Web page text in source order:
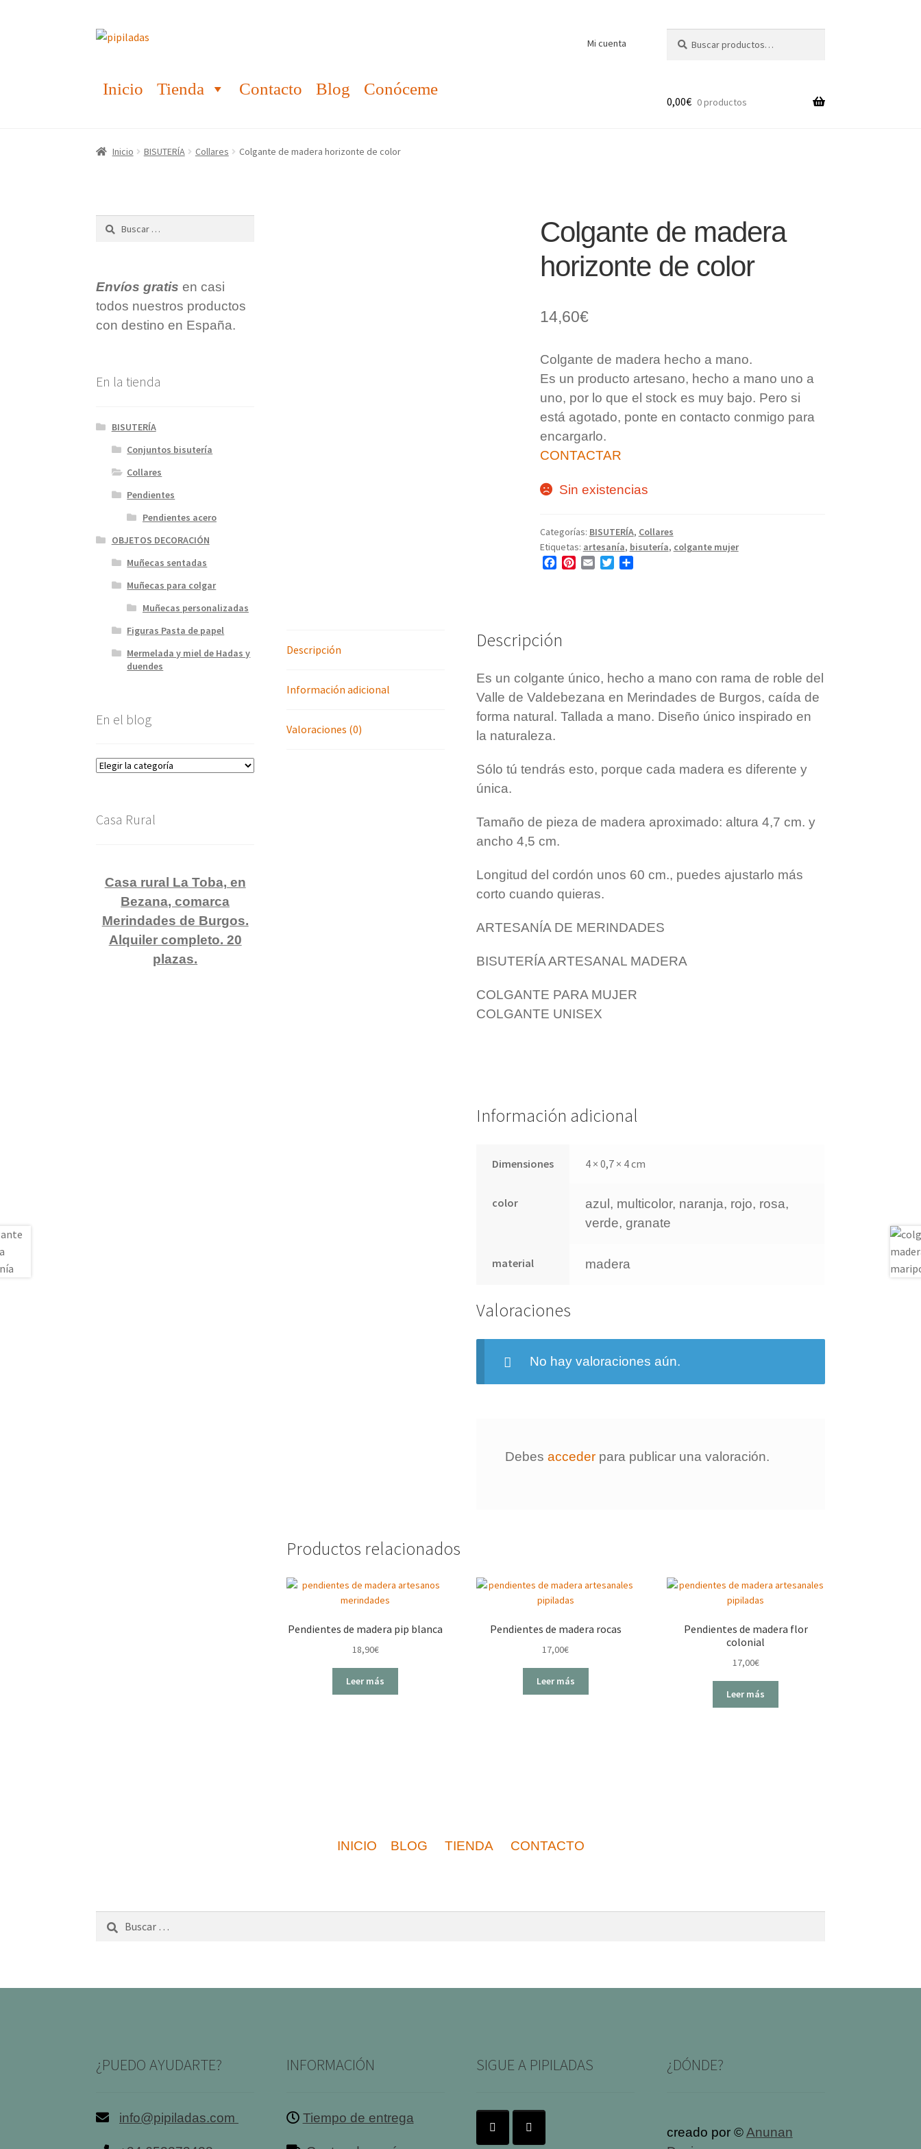
Ir
navegación
Ir
Mi cuenta
por:
Inicio Tienda Contacto Blog Conóceme
0,00€ 0 productos
Inicio BISUTERÍA Collares Colgante de madera horizonte de color
Colgante de madera
horizonte de color
14,60€
Colgante de madera hecho a mano.
Es un producto artesano, hecho a mano uno a
uno, por lo que el stock es muy bajo. Pero si
está agotado, ponte en contacto conmigo para
encargarlo.
CONTACTAR
Sin existencias
Categorías: BISUTERÍA, Collares
Etiquetas: artesanía, bisutería, colgante mujer
o
t
r
Descripción
Información adicional
Valoraciones (0)
Descripción
Es un colgante único, hecho a mano con rama de roble del
Valle de Valdebezana en Merindades de Burgos, caída de
forma natural. Tallada a mano. Diseño único inspirado en
la naturaleza.
Sólo tú tendrás esto, porque cada madera es diferente y
única.
Tamaño de pieza de madera aproximado: altura 4,7 cm. y
ancho 4,5 cm.
Longitud del cordón unos 60 cm., puedes ajustarlo más
corto cuando quieras.
ARTESANÍA DE MERINDADES
BISUTERÍA ARTESANAL MADERA
COLGANTE PARA MUJER
COLGANTE UNISEX
Información adicional
Dimensiones 4 × 0,7 × 4 cm
color
azul, multicolor, naranja, rojo, rosa,
verde, granate
material madera
Valoraciones
No hay valoraciones aún.
Debesacceder para publicar una valoración.
Productos relacionados
Pendientes de madera pip blanca
18,90€
Leer más
Pendientes de madera rocas
17,00€
Leer más
Pendientes de madera flor
colonial
17,00€
Leer más
Buscar:
Envíos gratis en casi
todos nuestros productos
con destino en España.
En la tienda
BISUTERÍA
Conjuntos bisutería
Collares
Pendientes
Pendientes acero
OBJETOS DECORACIÓN
Muñecas sentadas
Muñecas para colgar
Muñecas personalizadas
Figuras Pasta de papel
Mermelada y miel de Hadas y
duendes
En el blog
En
Casa Rural
Casa rural La Toba, en
Bezana, comarca
Merindades de Burgos.
Alquiler completo. 20
plazas.
INICIO BLOG TIENDA CONTACTO
¿PUEDO AYUDARTE?
info@pipiladas.com
INFORMACIÓN
Tiempo de entrega
SIGUE A PIPILADAS ¿DÓNDE?
creado por ©Anunan